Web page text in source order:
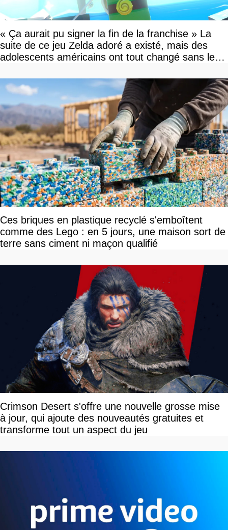
« Ça aurait pu signer la fin de la franchise » La
suite de ce jeu Zelda adoré a existé, mais des
adolescents américains ont tout changé sans le
Ces briques en plastique recyclé s'emboîtent
comme des Lego : en 5 jours, une maison sort de
terre sans ciment ni maçon qualifié
Crimson Desert s'offre une nouvelle grosse mise
à jour, qui ajoute des nouveautés gratuites et
transforme tout un aspect du jeu